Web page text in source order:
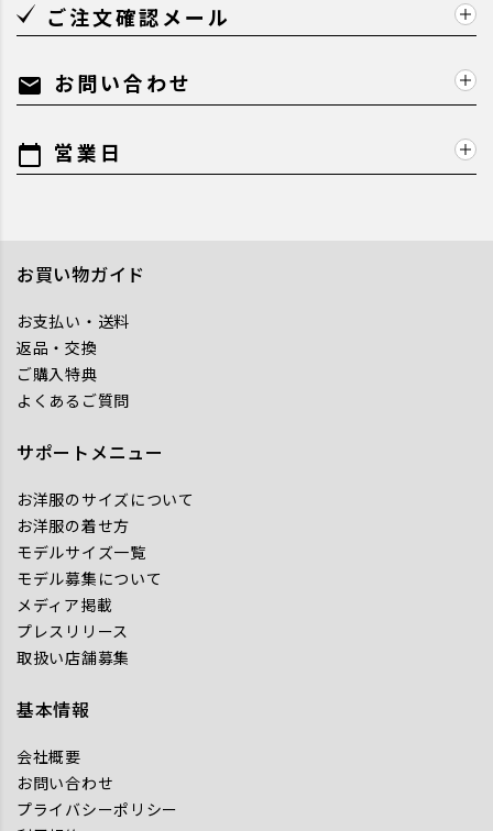
ご注文確認メール
mail お問い合わせ
calendar_today 営業日
お買い物ガイド
お支払い・送料
返品・交換
ご購入特典
よくあるご質問
サポートメニュー
お洋服のサイズについて
お洋服の着せ方
モデルサイズ一覧
モデル募集について
メディア掲載
プレスリリース
取扱い店舗募集
基本情報
会社概要
お問い合わせ
プライバシーポリシー